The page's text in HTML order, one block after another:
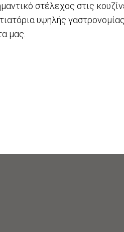
στέλεχος στις
υψηλής
μας.